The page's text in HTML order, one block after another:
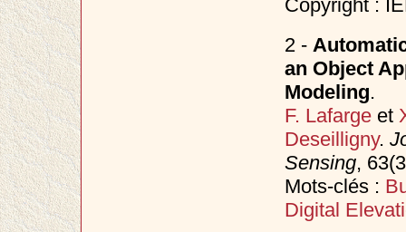
Copyright :
2 -
an Object
Modeling.
F. Lafargeet
Deseilligny.
Sensing,
Mots-clés :
Digital